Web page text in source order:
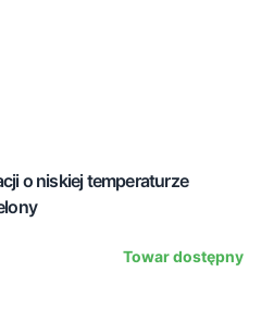
o niskiej temperaturze
Towar dostępny